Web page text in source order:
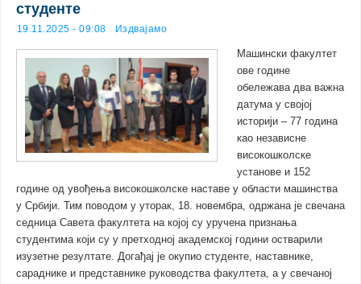
студенте
19.11.2025 - 09:08 Издвајамо
Машински факултет
ове године
обележава два важна
датума у својој
историји – 77 година
као независне
високошколске
установе и 152
године од увођења високошколске наставе у области машинства
у Србији. Тим поводом у уторак, 18. новембра, одржана је свечана
седница Савета факултета на којој су уручена признања
студентима који су у претходној академској години остварили
изузетне резултате. Догађај је окупио студенте, наставнике,
сараднике и представнике руководства факултета, а у свечаној